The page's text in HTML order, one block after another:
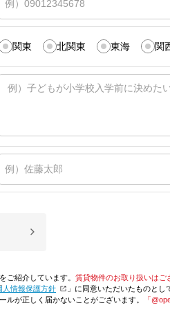
関東 北関東 東海 関
ご紹介しています。 賃貸物件のお取り扱いはご
人情報保護方針
」に同意いただいたものとし
ルが正しく届かないことがございます。
「